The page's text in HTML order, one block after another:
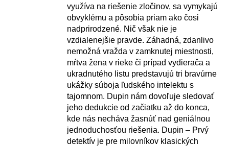
využíva na riešenie zločinov, sa vymykajú
obvyklému a pôsobia priam ako čosi
nadprirodzené. Nič však nie je
vzdialenejšie pravde. Záhadná, zdanlivo
nemožná vražda v zamknutej miestnosti,
mŕtva žena v rieke či prípad vydierača a
ukradnutého listu predstavujú tri bravúrne
ukážky súboja ľudského intelektu s
tajomnom. Dupin nám dovoľuje sledovať
jeho dedukcie od začiatku až do konca,
kde nás necháva žasnúť nad geniálnou
jednoduchosťou riešenia. Dupin – Prvý
detektív je pre milovníkov klasických